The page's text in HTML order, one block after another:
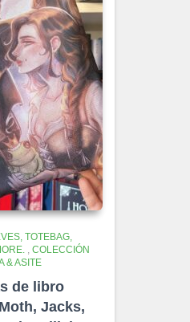
TOTEBAG,
, COLECCIÓN
& ASITE
de libro
Jacks,